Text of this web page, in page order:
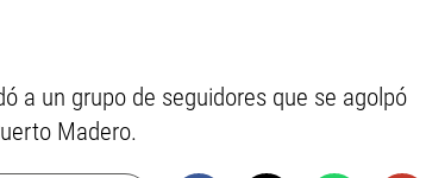
a un grupo de seguidores que se agolpó
Madero.